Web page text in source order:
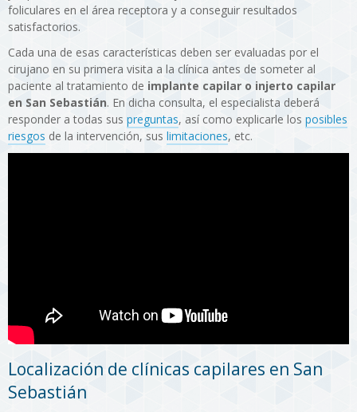
foliculares en el área receptora y a conseguir resultados
satisfactorios.
Cada una de esas características deben ser evaluadas por el
cirujano en su primera visita a la clínica antes de someter al
paciente al tratamiento de implante capilar o injerto capilar
en San Sebastián. En dicha consulta, el especialista deberá
responder a todas sus preguntas, así como explicarle los posibles
riesgos de la intervención, sus limitaciones, etc.
Localización de clínicas capilares en San
Sebastián